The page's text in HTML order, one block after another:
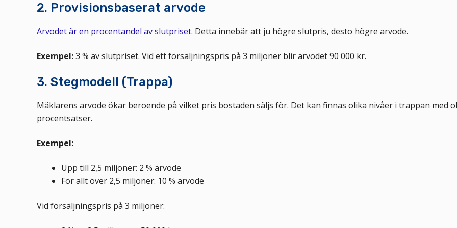
2. Provisionsbaserat arvode
Arvodet är en procentandel av slutpriset. Detta innebär att ju högre slutpris, desto högre arvode.
Exempel:3 % av slutpriset. Vid ett försäljningspris på 3 miljoner blir arvodet 90 000 kr.
3. Stegmodell (Trappa)
Mäklarens arvode ökar beroende på vilket pris bostaden säljs för. Det kan finnas olika nivåer i trappan med
procentsatser.
Exempel:
Upp till 2,5 miljoner: 2 % arvode
För allt över 2,5 miljoner: 10 % arvode
Vid försäljningspris på 3 miljoner: